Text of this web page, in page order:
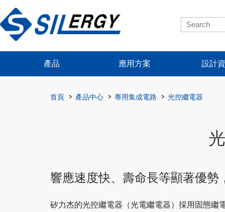
產品 應用方案 設計
首頁 產品中心 專用集成電路 光控繼電器
響應速度快、壽命長等顯著優
矽力杰的光控繼電器（光電繼電器）採用固態繼